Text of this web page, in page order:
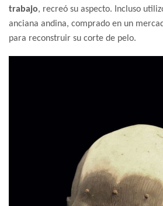
trabajo, recreó su aspecto. Incluso
anciana andina, comprado en un
para reconstruir su corte de pelo.